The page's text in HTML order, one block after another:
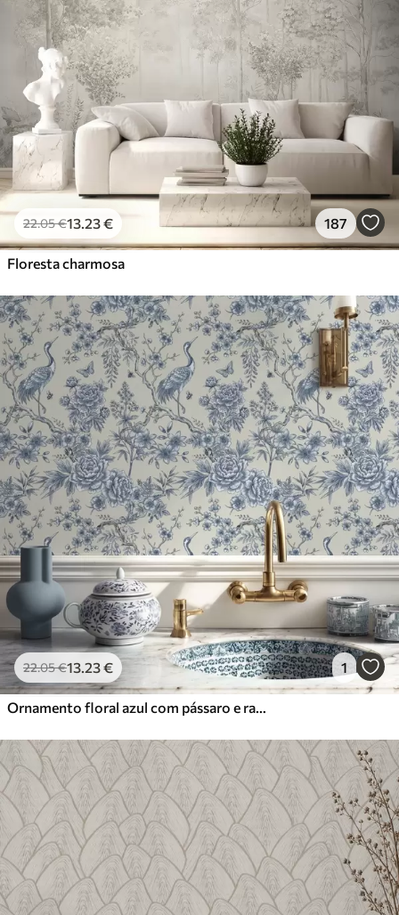
22.05€13.23€ 187
Floresta charmosa
22.05€13.23€ 1
Ornamento floral azul com pássaro e ramos